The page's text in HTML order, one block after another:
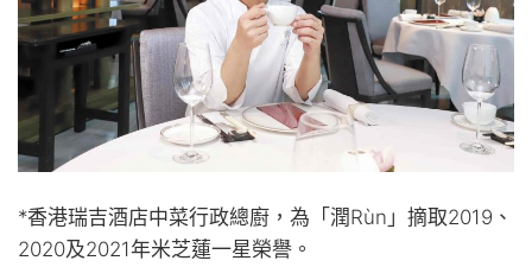
*香港瑞吉酒店中菜行政總廚，為「潤Rùn」摘取2019、
2020及2021年米芝蓮一星榮譽。